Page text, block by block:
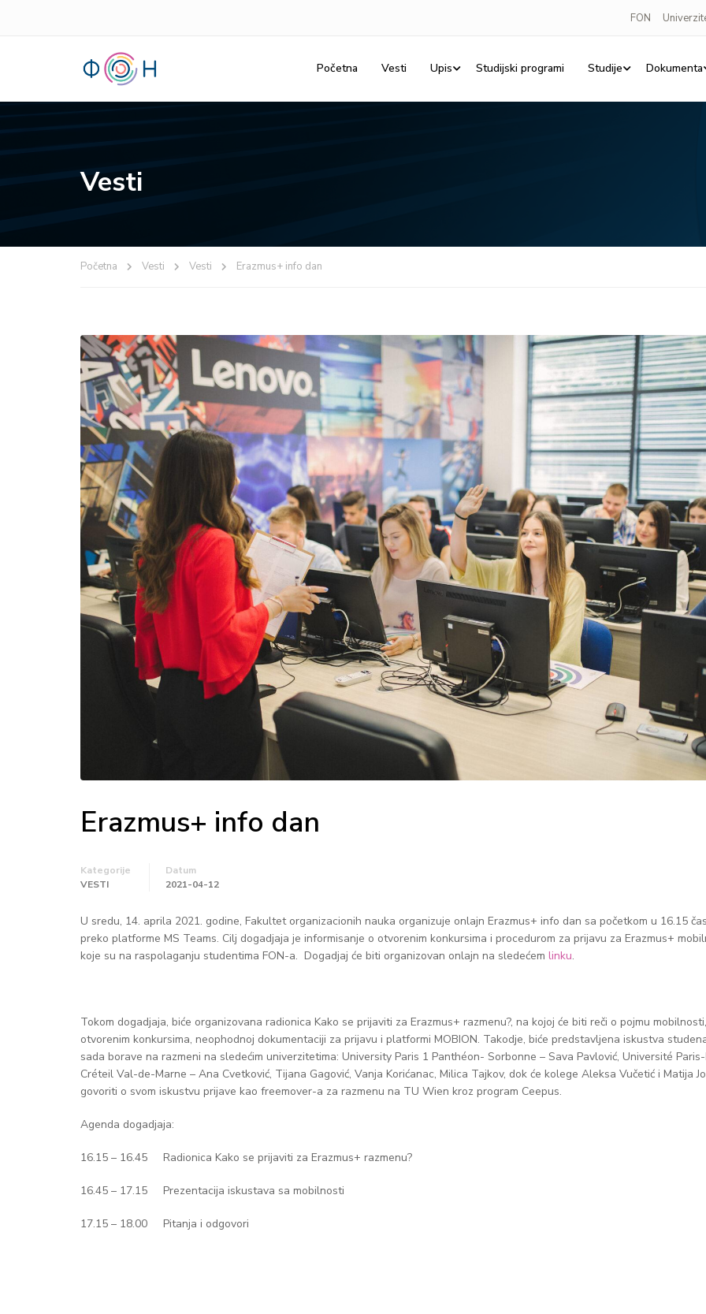
FON
Početna Vesti Upis Studijski programi Studije Dokumenta
Vesti
Početna Vesti Vesti Erazmus+ info dan
Erazmus+ info dan
Kategorije
VESTI
Datum
2021-04-12
U sredu, 14. aprila 2021. godine, Fakultet organizacionih nauka organizuje onlajn Erazmus+ info dan sa početkom u 16.15
preko platforme MS Teams. Cilj dogadjaja je informisanje o otvorenim konkursima i procedurom za prijavu za Erazmus+
koje su na raspolaganju studentima FON-a. Dogadjaj će biti organizovan onlajn na sledećem linku.
Tokom dogadjaja, biće organizovana radionica Kako se prijaviti za Erazmus+ razmenu?, na kojoj će biti reči o pojmu mobilnosti,
otvorenim konkursima, neophodnoj dokumentaciji za prijavu i platformi MOBION. Takodje, biće predstavljena iskustva
sada borave na razmeni na sledećim univerzitetima: University Paris 1 Panthéon- Sorbonne – Sava Pavlović, Université
Créteil Val-de-Marne – Ana Cvetković, Tijana Gagović, Vanja Korićanac, Milica Tajkov, dok će kolege Aleksa Vučetić i Matija
govoriti o svom iskustvu prijave kao freemover-a za razmenu na TU Wien kroz program Ceepus.
Agenda dogadjaja:
16.15 – 16.45 Radionica Kako se prijaviti za Erazmus+ razmenu?
16.45 – 17.15 Prezentacija iskustava sa mobilnosti
17.15 – 18.00 Pitanja i odgovori